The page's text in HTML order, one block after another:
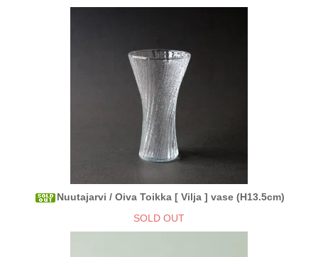
Nuutajarvi / Oiva Toikka [ Vilja ] vase (H13.5cm)
SOLD OUT